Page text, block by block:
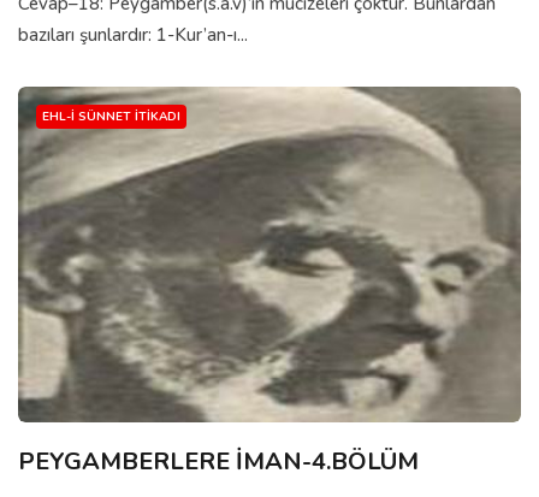
bazıları şunlardır: 1-Kur’an-ı...
EHL-I SÜNNET İTIKADI
PEYGAMBERLERE İMAN-4.BÖLÜM